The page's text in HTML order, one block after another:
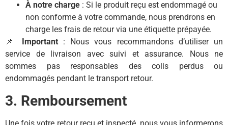
À notre charge : Si le produit reçu est endommagé ou
non conforme à votre commande, nous prendrons en
charge les frais de retour via une étiquette prépayée.
📌
Important: Nous vous recommandons d’utiliser un
service de livraison avec suivi et assurance. Nous ne
sommes pas responsables des colis perdus ou
endommagés pendant le transport retour.
3. Remboursement